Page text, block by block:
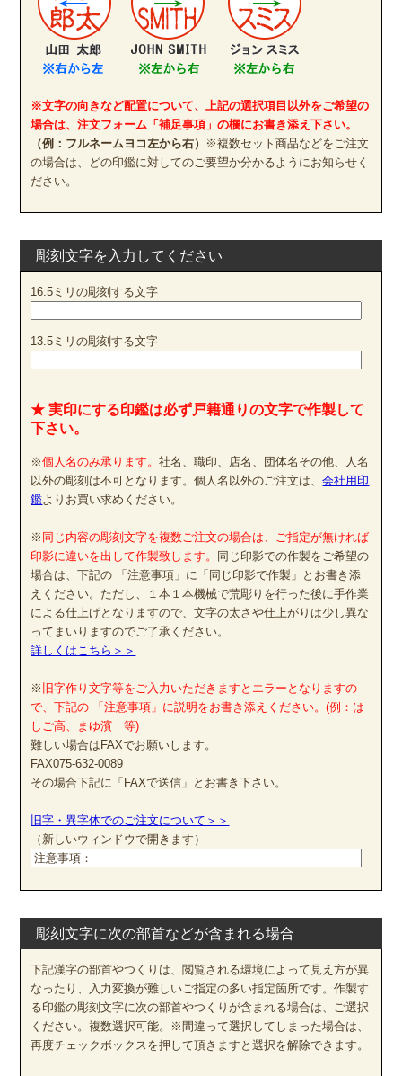
※文字の向きなど配置について、上記の選択項目以外をご希望の
場合は、注文フォーム「補足事項」の欄にお書き添え下さい。
（例：フルネームヨコ左から右）
※複数セット商品などをご注文
の場合は、どの印鑑に対してのご要望か分かるようにお知らせく
ださい。
彫刻文字を入力してください
16.5ミリの彫刻する文字
13.5ミリの彫刻する文字
★ 実印にする印鑑は必ず戸籍通りの文字で作製して
下さい。
※個人名のみ承ります。社名、職印、店名、団体名その他、人名
以外の彫刻は不可となります。個人名以外のご注文は、会社用印
鑑よりお買い求めください。
※ 同じ内容の彫刻文字を複数ご注文の場合は、ご指定が無ければ
印影に違いを出して作製致します。
同じ印影での作製をご希望の
場合は、下記の 「注意事項」に「同じ印影で作製」とお書き添
えください。ただし、１本１本機械で荒彫りを行った後に手作業
による仕上げとなりますので、文字の太さや仕上がりは少し異な
ってまいりますのでご了承ください。
詳しくはこちら＞＞
※ 旧字作り文字等をご入力いただきますとエラーとなりますの
で、下記の 「注意事項」に説明をお書き添えください。(例：は
しご高、まゆ濱 等)
難しい場合はFAXでお願いします。
FAX075-632-0089
その場合下記に「FAXで送信」とお書き下さい。
旧字・異字体でのご注文について＞＞
（新しいウィンドウで開きます）
彫刻文字に次の部首などが含まれる場合
下記漢字の部首やつくりは、閲覧される環境によって見え方が異
なったり、入力変換が難しいご指定の多い指定箇所です。作製す
る印鑑の彫刻文字に次の部首やつくりが含まれる場合は、ご選択
ください。複数選択可能。※間違って選択してしまった場合は、
再度チェックボックスを押して頂きますと選択を解除できます。